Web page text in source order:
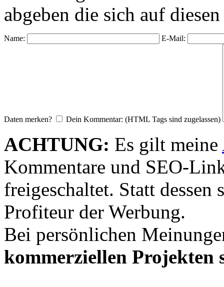
abgeben die sich auf
Name: E-Mail:
Daten merken? Dein Kommentar: (HTML Tags sind zugelassen)
ACHTUNG: Es gilt meine
Kommentare und SEO-
freigeschaltet. Statt dessen
Profiteur der Werbung.
Bei persönlichen
kommerziellen Projekten